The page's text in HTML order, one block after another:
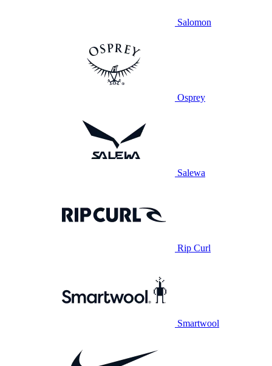
Salomon
Osprey
Salewa
Rip Curl
Smartwool